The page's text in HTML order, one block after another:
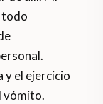
todo
y el ejercicio
vómito.